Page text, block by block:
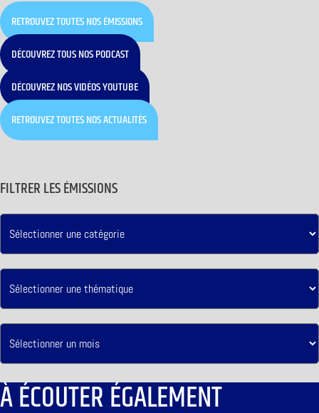
RETROUVEZ TOUTES NOS ÉMISSIONS
DÉCOUVREZ TOUS NOS PODCAST
DÉCOUVREZ NOS VIDÉOS YOUTUBE
RETROUVEZ TOUTES NOS ACTUALITÉS
FILTRER LES ÉMISSIONS
À ÉCOUTER ÉGALEMENT